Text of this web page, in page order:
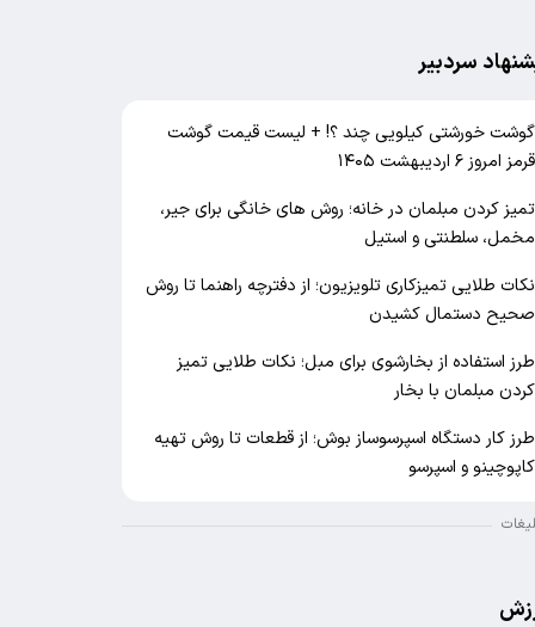
سردبیر
گوشت خورشتی کیلویی چند ؟! + لیست قیمت گوشت
قرمز امروز ۶ اردیبهشت ۱۴۰۵
تمیز کردن مبلمان در خانه؛ روش های خانگی برای جیر،
مخمل، سلطنتی و استیل
نکات طلایی تمیزکاری تلویزیون؛ از دفترچه راهنما تا روش
صحیح دستمال کشیدن
طرز استفاده از بخارشوی برای مبل؛ نکات طلایی تمیز
کردن مبلمان با بخار
طرز کار دستگاه اسپرسوساز بوش؛ از قطعات تا روش تهیه
کاپوچینو و اسپرسو